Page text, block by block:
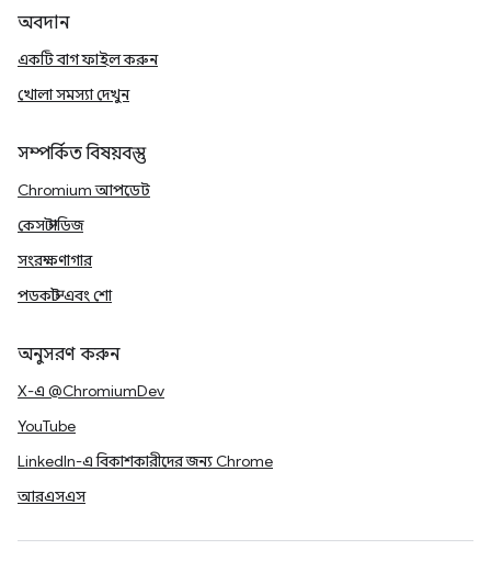
অবদান
একটি বাগ ফাইল করুন
খোলা সমস্যা দেখুন
সম্পর্কিত বিষয়বস্তু
Chromium আপডেট
কেস স্টাডিজ
সংরক্ষণাগার
পডকাস্ট এবং শো
অনুসরণ করুন
X-এ @ChromiumDev
YouTube
LinkedIn-এ বিকাশকারীদের জন্য Chrome
আরএসএস